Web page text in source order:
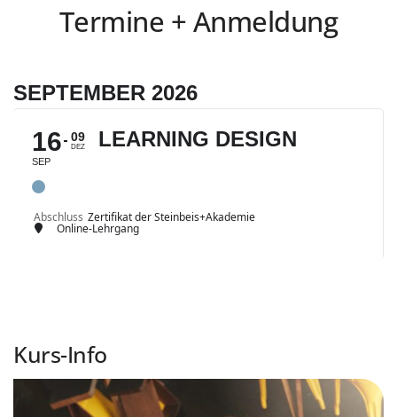
Termine + Anmeldung
SEPTEMBER 2026
16
SEP
09
DEZ LEARNING DESIGN
Abschluss Zertifikat der Steinbeis+Akademie
Online-Lehrgang
Kurs-Info